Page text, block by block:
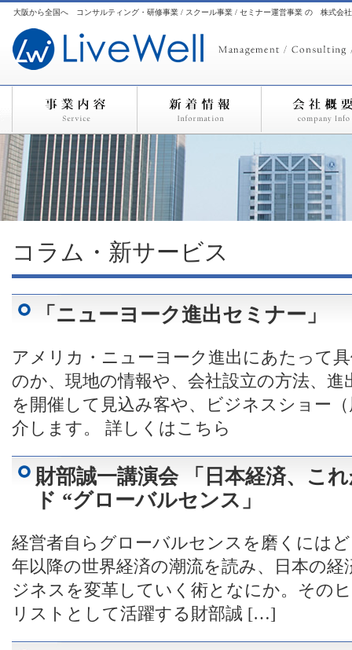
大阪から全国へ コンサルティング・研修事業 / スクール事業 / セミナー運営事業 の 株式会
コラム・新サービス
「ニューヨーク進出セミナー」
アメリカ・ニューヨーク進出にあたって
のか、現地の情報や、会社設立の方法、
を開催して見込み客や、ビジネスショー
介します。 詳しくはこちら
財部誠一講演会 「日本経済、こ
ド “グローバルセンス」
経営者自らグローバルセンスを磨くには
年以降の世界経済の潮流を読み、日本の
ジネスを変革していく術となにか。その
リストとして活躍する財部誠 […]